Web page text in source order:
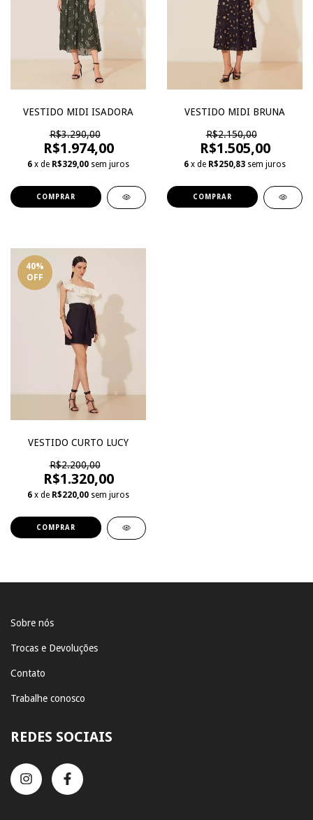
VESTIDO MIDI ISADORA
R$3.290,00
R$1.974,00
6 x de R$329,00 sem juros
COMPRAR
VESTIDO MIDI BRUNA
R$2.150,00
R$1.505,00
6 x de R$250,83 sem juros
COMPRAR
40%
OFF
VESTIDO CURTO LUCY
R$2.200,00
R$1.320,00
6 x de R$220,00 sem juros
COMPRAR
Sobre nós
Trocas e Devoluções
Contato
Trabalhe conosco
REDES SOCIAIS